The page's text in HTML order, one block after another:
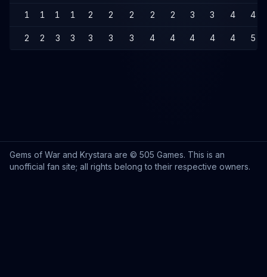
1 1 1 1 2 2 2 2 2 3 3 4 4
2 2 3 3 3 3 3 4 4 4 4 4 5
Gems of War and Krystara are © 505 Games. This is an
unofficial fan site; all rights belong to their respective owners.